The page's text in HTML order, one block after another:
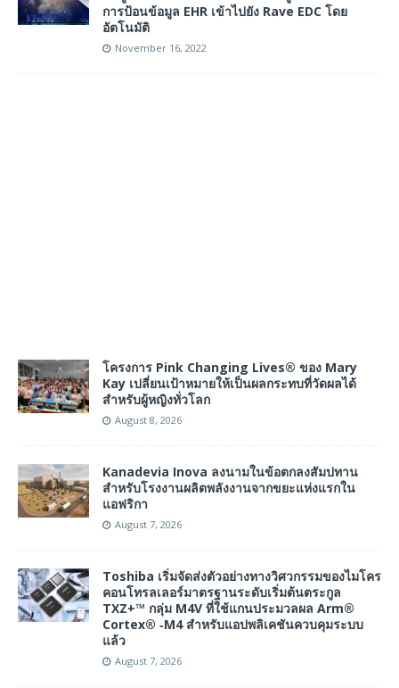
การป้อนข้อมูล EHR เข้าไปยัง Rave EDC โดย
อัตโนมัติ
November 16, 2022
โครงการ Pink Changing Lives® ของ Mary
Kay เปลี่ยนเป้าหมายให้เป็นผลกระทบที่วัดผลได้
สำหรับผู้หญิงทั่วโลก
August 8, 2026
Kanadevia Inova ลงนามในข้อตกลงสัมปทาน
สำหรับโรงงานผลิตพลังงานจากขยะแห่งแรกใน
แอฟริกา
August 7, 2026
Toshiba เริ่มจัดส่งตัวอย่างทางวิศวกรรมของไมโคร
คอนโทรลเลอร์มาตรฐานระดับเริ่มต้นตระกูล
TXZ+™ กลุ่ม M4V ที่ใช้แกนประมวลผล Arm®
Cortex® ‑M4 สำหรับแอปพลิเคชันควบคุมระบบ
แล้ว
August 7, 2026